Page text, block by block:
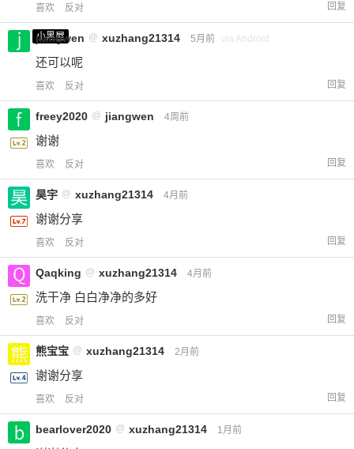
喜欢 反对 回复
小黑屋
jiangwen @ xuzhang21314 5月前 via Android
还可以呢
喜欢 反对 回复
freey2020 @ jiangwen 4周前
谢谢
喜欢 反对 回复
昊宇 @ xuzhang21314 4月前
谢谢分享
喜欢 反对 回复
Qaqking @ xuzhang21314 4月前
洗干净 白白净净的多好
喜欢 反对 回复
熊宝宝 @ xuzhang21314 2月前
谢谢分享
喜欢 反对 回复
bearlover2020 @ xuzhang21314 1月前